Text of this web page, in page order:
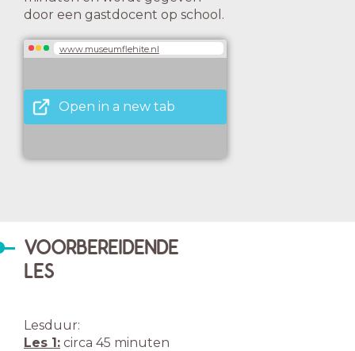
door een gastdocent op school.
www.museumflehite.nl
Open in a new tab
VOORBEREIDENDE
LES
Lesduur:
Les 1: circa 45 minuten